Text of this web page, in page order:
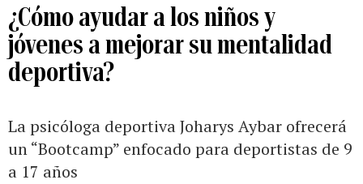
¿Cómo ayudar a los niños y
jóvenes a mejorar su mentalidad
deportiva?
La psicóloga deportiva Joharys Aybar ofrecerá
un “Bootcamp” enfocado para deportistas de 9
a 17 años